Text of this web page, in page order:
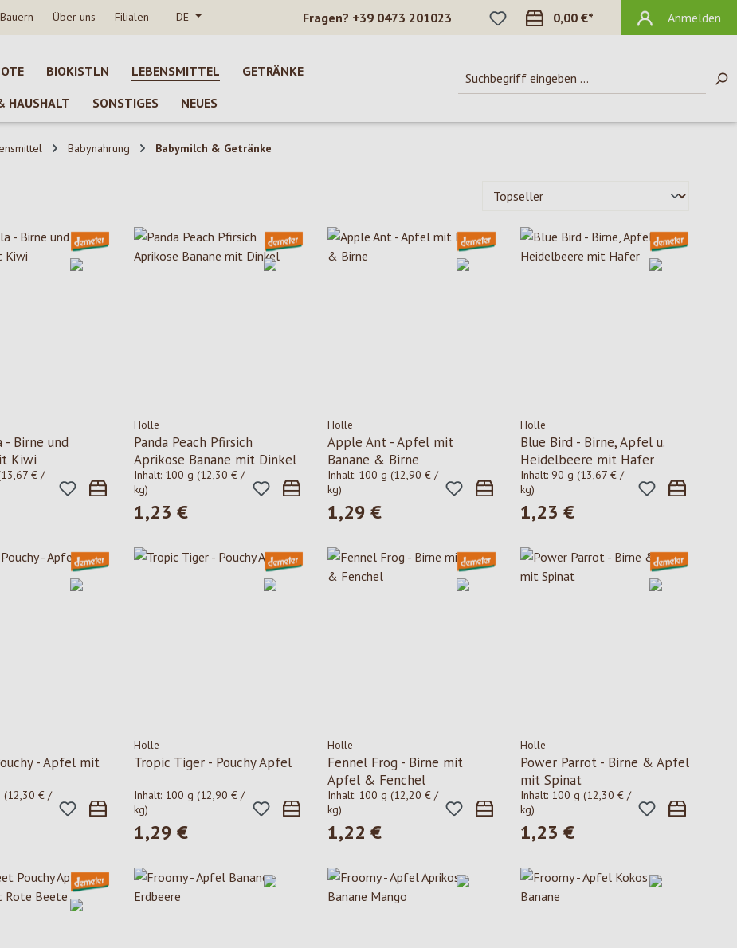
Bauern Über uns Filialen DE Fragen? +39 0473 201023
DU HAST 0 PRODUKTE AUF DEM
0,00 €* Anmelden
BIOKISTLN LEBENSMITTEL
GETRÄNKE
HAUSHALT
SONSTIGES NEUES
Babynahrung Babymilch & Getränke
- Birne und
Kiwi
€ /
Holle
Panda Peach Pfirsich
Aprikose Banane mit Dinkel
Inhalt: 100 g(12,30 € /
kg)
Regulärer Preis:
1,23 €
Holle
Apple Ant - Apfel mit
Banane & Birne
Inhalt: 100 g (12,90 € /
kg)
Regulärer Preis:
1,29 €
Holle
Blue Bird - Birne, Apfel u.
Heidelbeere mit Hafer
Inhalt: 90 g (13,67 € /
kg)
Regulärer Preis:
1,23 €
- Apfel mit
(12,30 € /
Holle
Tropic Tiger - Pouchy Apfel
Inhalt: 100 g(12,90 € /
kg)
Regulärer Preis:
1,29 €
Holle
Fennel Frog - Birne mit
Apfel & Fenchel
Inhalt: 100 g (12,20 € /
kg)
Regulärer Preis:
1,22 €
Holle
Power Parrot - Birne & Apfel
mit Spinat
Inhalt: 100 g (12,30 € /
kg)
Regulärer Preis:
1,23 €